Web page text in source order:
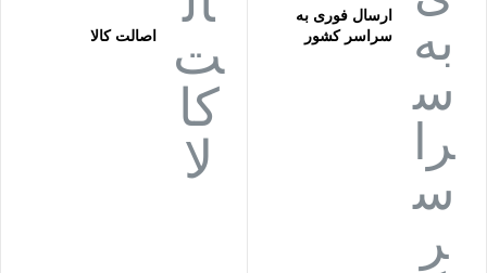
ارسال فوری به
سراسر کشور
اصالت کالا